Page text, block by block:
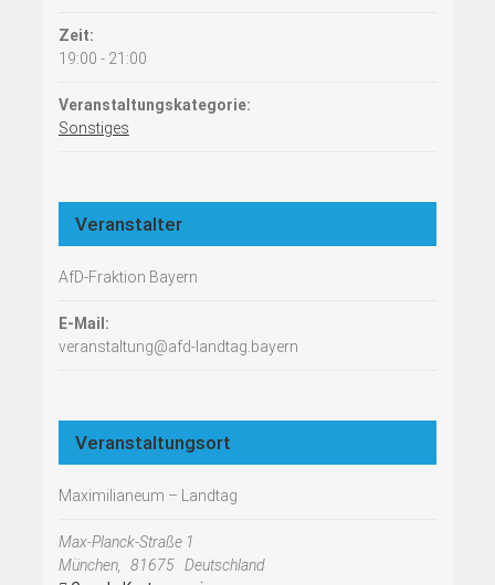
Zeit:
19:00 - 21:00
Veranstaltungskategorie:
Sonstiges
Veranstalter
AfD-Fraktion Bayern
E-Mail:
veranstaltung@afd-landtag.bayern
Veranstaltungsort
Maximilianeum – Landtag
Max-Planck-Straße 1
München, 81675 Deutschland